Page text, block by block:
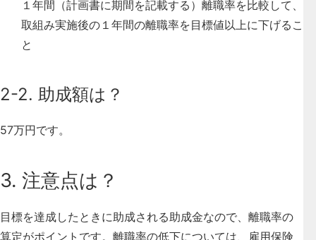
１年間（計画書に期間を記載する）離職率を比較して、
取組み実施後の１年間の離職率を目標値以上に下げるこ
と
2-2. 助成額は？
57万円です。
3. 注意点は？
目標を達成したときに助成される助成金なので、離職率の
算定がポイントです。離職率の低下については、雇用保険